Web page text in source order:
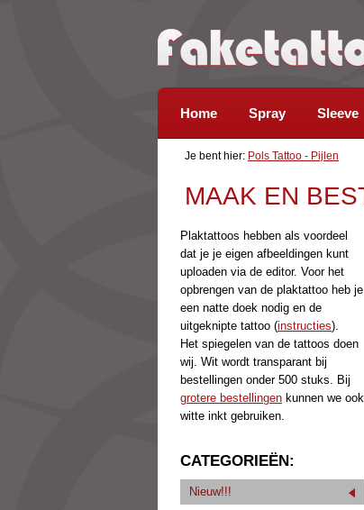
Home Spray Sleeve
Je bent hier: Pols Tattoo - Pijlen
MAAK EN
Plaktattoos hebben als voordeel
dat je je eigen afbeeldingen kunt
uploaden via de editor. Voor het
opbrengen van de plaktattoo heb je
een natte doek nodig en de
uitgeknipte tattoo (instructies).
Het spiegelen van de tattoos doen
wij. Wit wordt transparant bij
bestellingen onder 500 stuks. Bij
grotere bestellingen kunnen we ook
witte inkt gebruiken.
CATEGORIEËN:
Nieuw!!!